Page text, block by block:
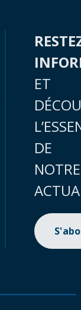
ET
DE
NOTRE